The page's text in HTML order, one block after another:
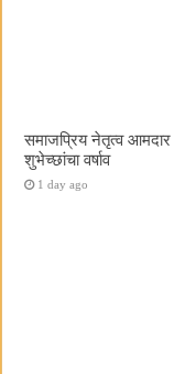
समाजप्रिय नेतृत्व आमदार
शुभेच्छांचा वर्षाव
1 day ago